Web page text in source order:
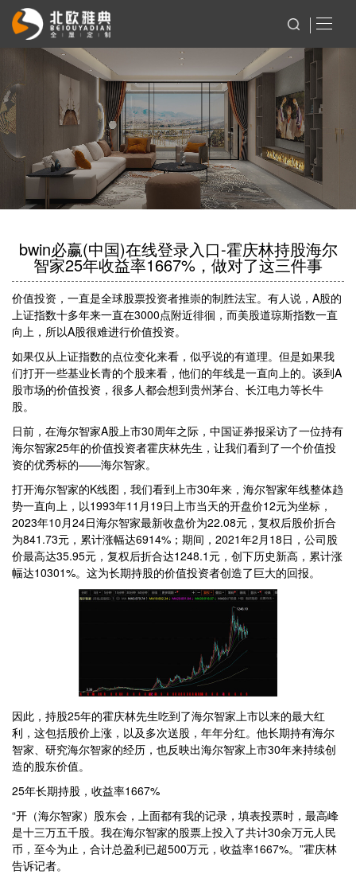
bwin必赢(中国)在线登录入口-霍庆林持股海尔
智家25年收益率1667%，做对了这三件事
价值投资，一直是全球股票投资者推崇的制胜法宝。有人说，A股的
上证指数十多年来一直在3000点附近徘徊，而美股道琼斯指数一直
向上，所以A股很难进行价值投资。
如果仅从上证指数的点位变化来看，似乎说的有道理。但是如果我
们打开一些基业长青的个股来看，他们的年线是一直向上的。谈到A
股市场的价值投资，很多人都会想到贵州茅台、长江电力等长牛
股。
日前，在海尔智家A股上市30周年之际，中国证券报采访了一位持有
海尔智家25年的价值投资者霍庆林先生，让我们看到了一个价值投
资的优秀标的——海尔智家。
打开海尔智家的K线图，我们看到上市30年来，海尔智家年线整体趋
势一直向上，以1993年11月19日上市当天的开盘价12元为坐标，
2023年10月24日海尔智家最新收盘价为22.08元，复权后股价折合
为841.73元，累计涨幅达6914%；期间，2021年2月18日，公司股
价最高达35.95元，复权后折合达1248.1元，创下历史新高，累计涨
幅达10301%。这为长期持股的价值投资者创造了巨大的回报。
因此，持股25年的霍庆林先生吃到了海尔智家上市以来的最大红
利，这包括股价上涨，以及多次送股，年年分红。他长期持有海尔
智家、研究海尔智家的经历，也反映出海尔智家上市30年来持续创
造的股东价值。
25年长期持股，收益率1667%
“开（海尔智家）股东会，上面都有我的记录，填表投票时，最高峰
是十三万五千股。我在海尔智家的股票上投入了共计30余万元人民
币，至今为止，合计总盈利已超500万元，收益率1667%。”霍庆林
告诉记者。